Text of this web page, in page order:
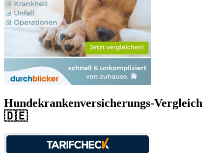
Hundekrankenversicherungs-Vergleich
🇩🇪